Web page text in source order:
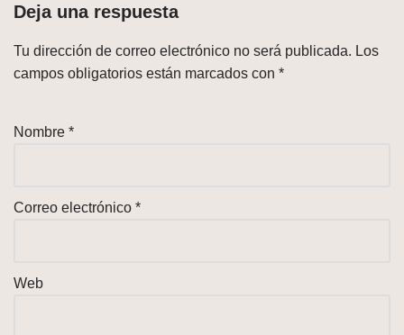
Deja una respuesta
Tu dirección de correo electrónico no será publicada. Los
campos obligatorios están marcados con *
Nombre *
Correo electrónico *
Web